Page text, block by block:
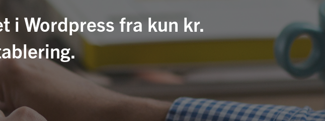
i Wordpress fra kun kr.